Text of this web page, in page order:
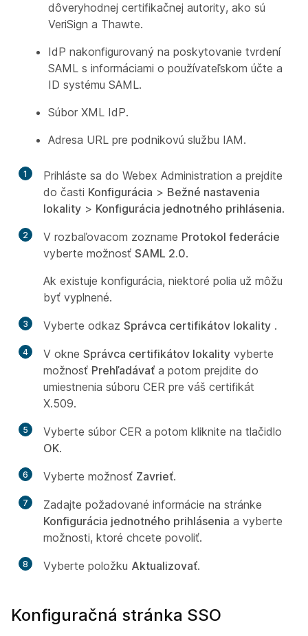
dôveryhodnej certifikačnej autority, ako sú
VeriSign a Thawte.
IdP nakonfigurovaný na poskytovanie tvrdení
SAML s informáciami o používateľskom účte a
ID systému SAML.
Súbor XML IdP.
Adresa URL pre podnikovú službu IAM.
1
Prihláste sa do Webex Administration a prejdite
do časti Konfigurácia > Bežné nastavenia
lokality > Konfigurácia jednotného prihlásenia.
2 V rozbaľovacom zozname Protokol federácie
vyberte možnosť SAML 2.0.
Ak existuje konfigurácia, niektoré polia už môžu
byť vyplnené.
3 Vyberte odkaz Správca certifikátov lokality .
4 V okne Správca certifikátov lokality vyberte
možnosť Prehľadávať a potom prejdite do
umiestnenia súboru CER pre váš certifikát
X.509.
5
Vyberte súbor CER a potom kliknite na tlačidlo
OK.
6 Vyberte možnosť Zavrieť.
7
Zadajte požadované informácie na stránke
Konfigurácia jednotného prihlásenia a vyberte
možnosti, ktoré chcete povoliť.
8 Vyberte položku Aktualizovať.
Konfiguračná stránka SSO